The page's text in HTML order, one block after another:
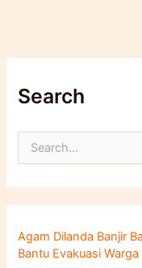
Search
a
t
u
Agam Dilanda Banjir
Bantu Evakuasi Warga